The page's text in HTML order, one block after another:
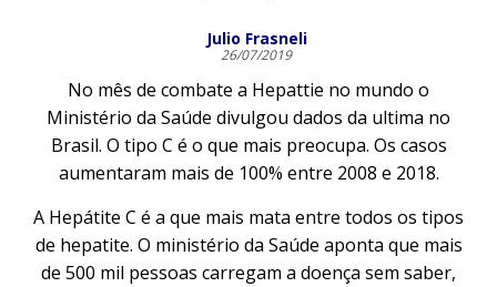
Julio Frasneli
26/07/2019
No mês de combate a Hepattie no mundo o
Ministério da Saúde divulgou dados da ultima no
Brasil. O tipo C é o que mais preocupa. Os casos
aumentaram mais de 100% entre 2008 e 2018.
A Hepátite C é a que mais mata entre todos os tipos
de hepatite. O ministério da Saúde aponta que mais
de 500 mil pessoas carregam a doença sem saber,